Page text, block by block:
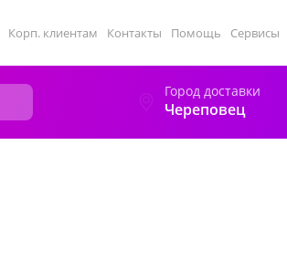
Корп. клиентам Контакты Помощь Сервисы
Город доставки
Череповец